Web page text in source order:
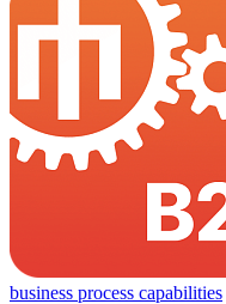
business process capabilities